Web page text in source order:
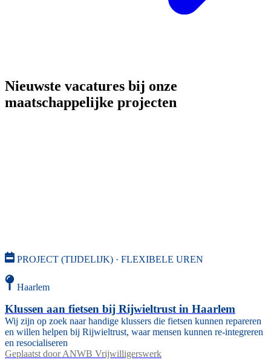
Nieuwste vacatures bij onze
maatschappelijke projecten
PROJECT (TIJDELIJK) · FLEXIBELE UREN
Haarlem
Klussen aan fietsen bij Rijwieltrust in Haarlem
Wij zijn op zoek naar handige klussers die fietsen kunnen repareren
en willen helpen bij Rijwieltrust, waar mensen kunnen re-integreren
en resocialiseren
Geplaatst door ANWB Vrijwilligerswerk